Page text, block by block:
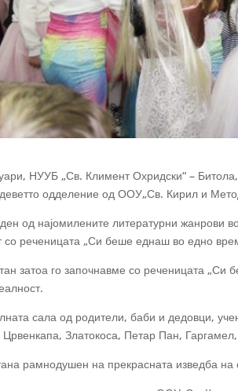
НУУБ „Св. Климент Охридски“ –
одделение од ООУ„Св. Кирил и
од најомилените литературни жанрови
со реченицата „Си беше еднаш во едно
затоа го започнавме со реченицата „Си
сала од родители, баби и дедовци,
Златокоса, Петар Пан,
рамнодушен на прекрасната изведба